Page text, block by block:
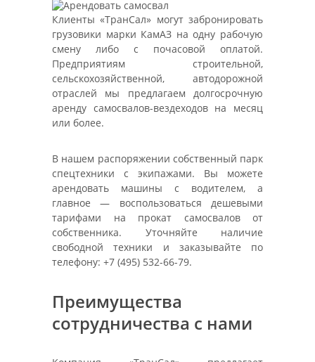
Клиенты «ТранСал» могут забронировать
грузовики марки КамАЗ на одну рабочую
смену либо с почасовой оплатой.
Предприятиям строительной,
сельскохозяйственной, автодорожной
отраслей мы предлагаем долгосрочную
аренду самосвалов-вездеходов на месяц
или более.
В нашем распоряжении собственный парк
спецтехники с экипажами. Вы можете
арендовать машины с водителем, а
главное — воспользоваться дешевыми
тарифами на прокат самосвалов от
собственника. Уточняйте наличие
свободной техники и заказывайте по
телефону: +7 (495) 532-66-79.
Преимущества
сотрудничества с нами